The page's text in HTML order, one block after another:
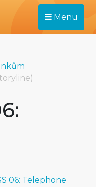
Menu
06: Telephone